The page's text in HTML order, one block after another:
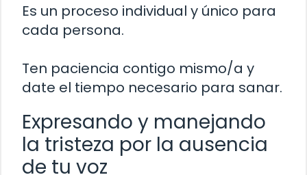
Es un proceso individual y único para
cada persona.
Ten paciencia contigo mismo/a y
date el tiempo necesario para sanar.
Expresando y manejando
la tristeza por la ausencia
de tu voz